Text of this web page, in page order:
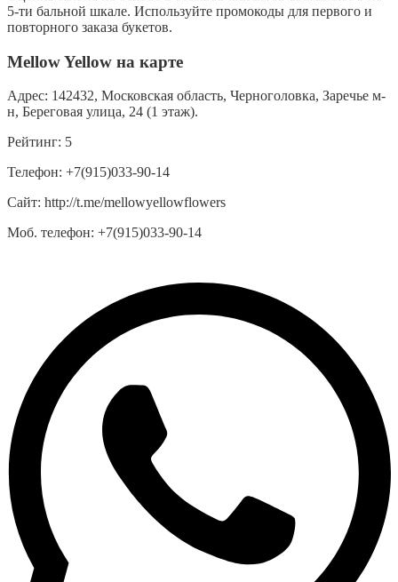
5-ти бальной шкале. Используйте промокоды для первого и
повторного заказа букетов.
Mellow Yellow на карте
Адрес: 142432, Московская область, Черноголовка, Заречье м-
н, Береговая улица, 24 (1 этаж).
Рейтинг: 5
Телефон: +7(915)033-90-14
Сайт: http://t.me/mellowyellowflowers
Моб. телефон: +7(915)033-90-14